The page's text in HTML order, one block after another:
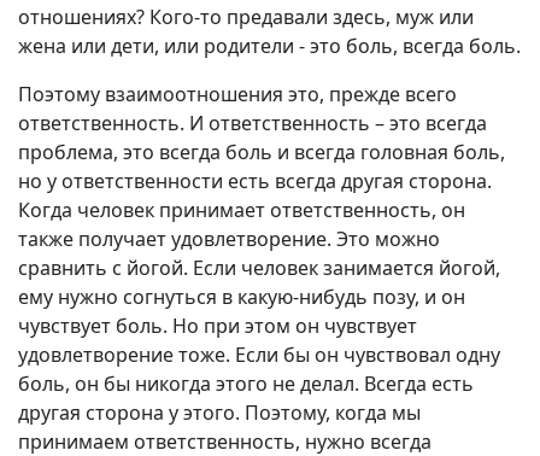
отношениях? Кого-то предавали здесь, муж или
жена или дети, или родители - это боль, всегда боль.
Поэтому взаимоотношения это, прежде всего
ответственность. И ответственность – это всегда
проблема, это всегда боль и всегда головная боль,
но у ответственности есть всегда другая сторона.
Когда человек принимает ответственность, он
также получает удовлетворение. Это можно
сравнить с йогой. Если человек занимается йогой,
ему нужно согнуться в какую-нибудь позу, и он
чувствует боль. Но при этом он чувствует
удовлетворение тоже. Если бы он чувствовал одну
боль, он бы никогда этого не делал. Всегда есть
другая сторона у этого. Поэтому, когда мы
принимаем ответственность, нужно всегда